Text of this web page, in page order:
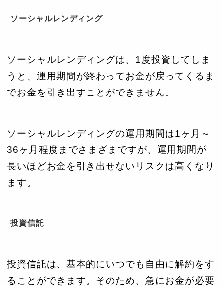
ソーシャルレンディング
ソーシャルレンディングは、1度投資してしま
うと、運用期間が終わってお金が戻ってくるま
でお金を引き出すことができません。
ソーシャルレンディングの運用期間は1ヶ月～
36ヶ月程度までさまざまですが、運用期間が
長いほどお金を引き出せないリスクは高くなり
ます。
投資信託
投資信託は、基本的にいつでも自由に解約をす
ることができます。そのため、急にお金が必要